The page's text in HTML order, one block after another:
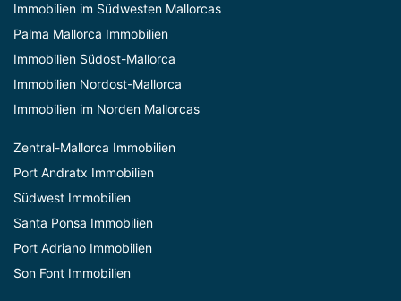
Immobilien im Südwesten Mallorcas
Palma Mallorca Immobilien
Immobilien Südost-Mallorca
Immobilien Nordost-Mallorca
Immobilien im Norden Mallorcas
Zentral-Mallorca Immobilien
Port Andratx Immobilien
Südwest Immobilien
Santa Ponsa Immobilien
Port Adriano Immobilien
Son Font Immobilien